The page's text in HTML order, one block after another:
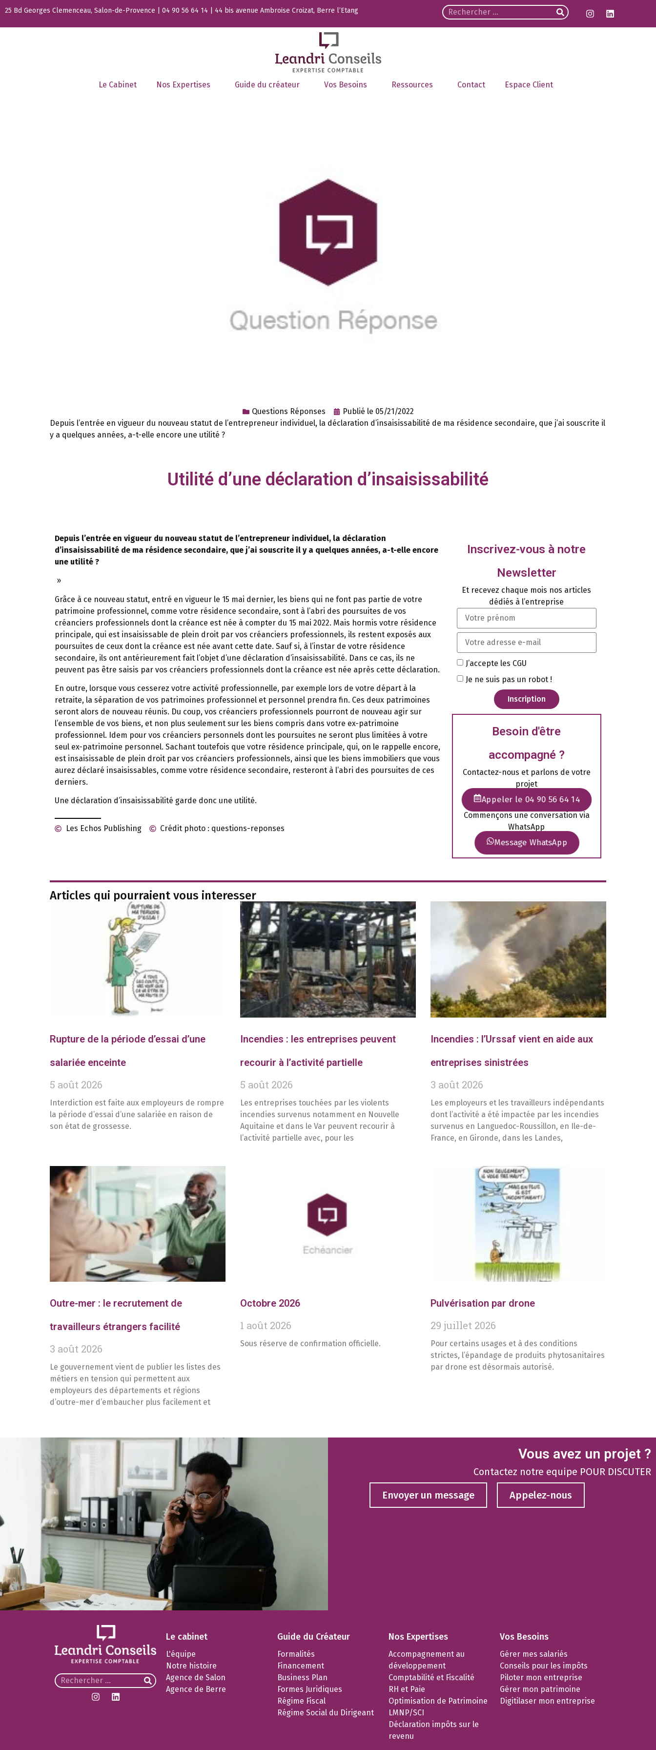
25 Bd Georges Clemenceau, Salon-de-Provence | 04 90 56 64 14 | 44 bis avenue Ambroise Croizat, Berre l’Etang
Le Cabinet Nos Expertises Guide du créateur Vos Besoins Ressources Contact Espace Client
Questions Réponses Publié le 05/21/2022
Depuis l’entrée en vigueur du nouveau statut de l’entrepreneur individuel, la déclaration d’insaisissabilité de ma résidence secondaire, que j’ai souscrite il
y a quelques années, a-t-elle encore une utilité ?
Utilité d’une déclaration d’insaisissabilité
Depuis l’entrée en vigueur du nouveau statut de l’entrepreneur individuel, la déclaration
d’insaisissabilité de ma résidence secondaire, que j’ai souscrite il y a quelques années, a-t-elle encore
une utilité ?
»
Grâce à ce nouveau statut, entré en vigueur le 15 mai dernier, les biens qui ne font pas partie de votre
patrimoine professionnel, comme votre résidence secondaire, sont à l’abri des poursuites de vos
créanciers professionnels dont la créance est née à compter du 15 mai 2022. Mais hormis votre résidence
principale, qui est insaisissable de plein droit par vos créanciers professionnels, ils restent exposés aux
poursuites de ceux dont la créance est née avant cette date. Sauf si, à l’instar de votre résidence
secondaire, ils ont antérieurement fait l’objet d’une déclaration d’insaisissabilité. Dans ce cas, ils ne
peuvent pas être saisis par vos créanciers professionnels dont la créance est née après cette déclaration.
En outre, lorsque vous cesserez votre activité professionnelle, par exemple lors de votre départ à la
retraite, la séparation de vos patrimoines professionnel et personnel prendra fin. Ces deux patrimoines
seront alors de nouveau réunis. Du coup, vos créanciers professionnels pourront de nouveau agir sur
l’ensemble de vos biens, et non plus seulement sur les biens compris dans votre ex-patrimoine
professionnel. Idem pour vos créanciers personnels dont les poursuites ne seront plus limitées à votre
seul ex-patrimoine personnel. Sachant toutefois que votre résidence principale, qui, on le rappelle encore,
est insaisissable de plein droit par vos créanciers professionnels, ainsi que les biens immobiliers que vous
aurez déclaré insaisissables, comme votre résidence secondaire, resteront à l’abri des poursuites de ces
derniers.
Une déclaration d’insaisissabilité garde donc une utilité.
Les Echos Publishing Crédit photo : questions-reponses
Inscrivez-vous à notre
Newsletter
Et recevez chaque mois nos articles
dédiés à l’entreprise
J’accepte les CGU
Je ne suis pas un robot !
Inscription
Besoin d'être
accompagné ?
Contactez-nous et parlons de votre
projet
Appeler le 04 90 56 64 14
Commençons une conversation via
WhatsApp
Message WhatsApp
Articles qui pourraient vous interesser
Rupture de la période d’essai d’une
salariée enceinte
5 août 2026
Interdiction est faite aux employeurs de rompre
la période d’essai d’une salariée en raison de
son état de grossesse.
Incendies : les entreprises peuvent
recourir à l’activité partielle
5 août 2026
Les entreprises touchées par les violents
incendies survenus notamment en Nouvelle
Aquitaine et dans le Var peuvent recourir à
l’activité partielle avec, pour les
Incendies : l’Urssaf vient en aide aux
entreprises sinistrées
3 août 2026
Les employeurs et les travailleurs indépendants
dont l’activité a été impactée par les incendies
survenus en Languedoc-Roussillon, en Ile-de-
France, en Gironde, dans les Landes,
Outre-mer : le recrutement de
travailleurs étrangers facilité
3 août 2026
Le gouvernement vient de publier les listes des
métiers en tension qui permettent aux
employeurs des départements et régions
d’outre-mer d’embaucher plus facilement et
Octobre 2026
1 août 2026
Sous réserve de confirmation officielle.
Pulvérisation par drone
29 juillet 2026
Pour certains usages et à des conditions
strictes, l’épandage de produits phytosanitaires
par drone est désormais autorisé.
Vous avez un projet ?
Contactez notre equipe POUR DISCUTER
Envoyer un message
Appelez-nous
Le cabinet
L'équipe
Notre histoire
Agence de Salon
Agence de Berre
Guide du Créateur
Formalités
Financement
Business Plan
Formes Juridiques
Régime Fiscal
Régime Social du Dirigeant
Nos Expertises
Accompagnement au
développement
Comptabilité et Fiscalité
RH et Paie
Optimisation de Patrimoine
LMNP/SCI
Déclaration impôts sur le
revenu
Vos Besoins
Gérer mes salariés
Conseils pour les impôts
Piloter mon entreprise
Gérer mon patrimoine
Digitilaser mon entreprise